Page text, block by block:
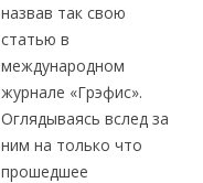
назвав так свою
статью в
международном
журнале «Грэфис».
Оглядываясь вслед за
ним на только что
прошедшее